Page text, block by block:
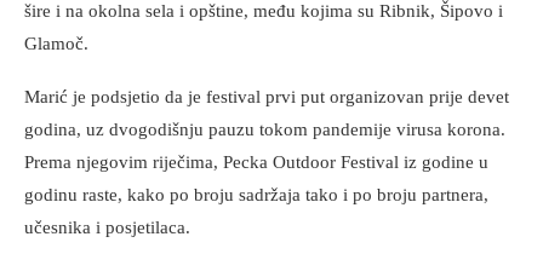
šire i na okolna sela i opštine, među kojima su Ribnik, Šipovo i
Glamoč.
Marić je podsjetio da je festival prvi put organizovan prije devet
godina, uz dvogodišnju pauzu tokom pandemije virusa korona.
Prema njegovim riječima, Pecka Outdoor Festival iz godine u
godinu raste, kako po broju sadržaja tako i po broju partnera,
učesnika i posjetilaca.